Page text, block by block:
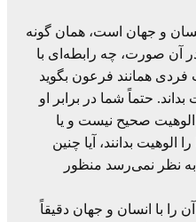
و جهان است، همان گونه
آن صورت، چه رابطه‌ای با
همانند فرعون بگوید
حتماً شما در برابر او
صحیح نیست و یا
بدانند، آیا چنین
نظر نمی‌رسد منظور
را با انسان و جهان دقیقاً